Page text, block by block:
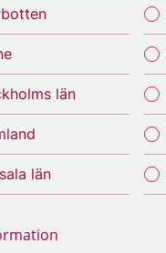
län
län